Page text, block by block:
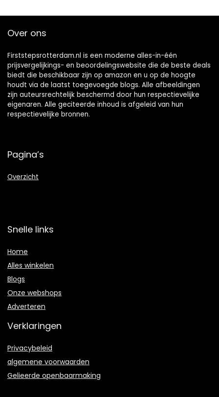
Over ons
Firststepsrotterdam.nl is een moderne alles-in-één
prijsvergelijkings- en beoordelingswebsite die de beste deals
biedt die beschikbaar zijn op amazon en u op de hoogte
houdt via de laatst toegevoegde blogs. Alle afbeeldingen
zijn auteursrechtelijk beschermd door hun respectievelijke
eigenaren. Alle geciteerde inhoud is afgeleid van hun
respectievelijke bronnen.
Pagina’s
Overzicht
Snelle links
Home
Alles winkelen
Blogs
Onze webshops
Adverteren
Verklaringen
Privacybeleid
algemene voorwaarden
Gelieerde openbaarmaking